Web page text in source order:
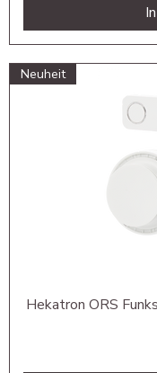
Neuheit
Hekatron ORS